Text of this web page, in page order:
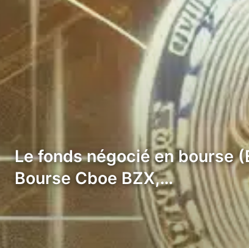
Le fonds négocié en bourse
Bourse Cboe BZX,…